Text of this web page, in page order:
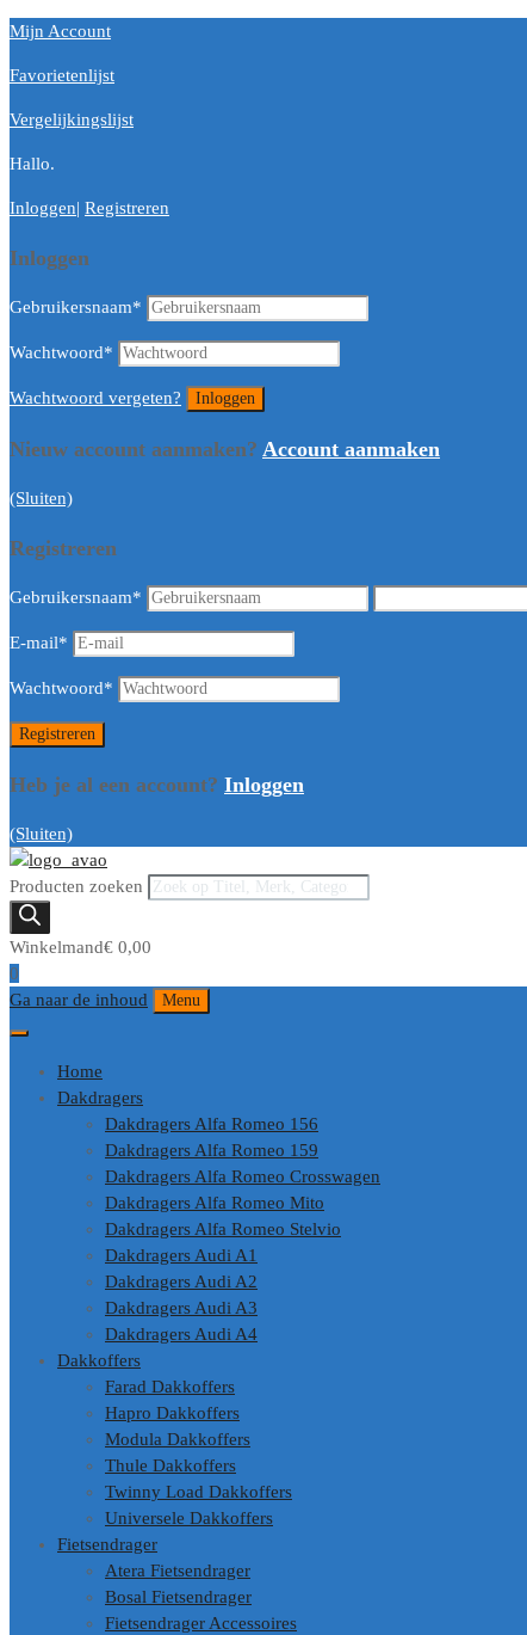
Mijn Account
Favorietenlijst
Vergelijkingslijst
Hallo.
Inloggen| Registreren
Inloggen
Gebruikersnaam*
Wachtwoord*
Wachtwoord vergeten?
Nieuw account aanmaken? Account aanmaken
(Sluiten)
Registreren
Gebruikersnaam*
E-mail*
Wachtwoord*
Heb je al een account? Inloggen
(Sluiten)
Producten zoeken
Winkelmand€ 0,00
0
Ga naar de inhoud
Menu
Home
Dakdragers
Dakdragers Alfa Romeo 156
Dakdragers Alfa Romeo 159
Dakdragers Alfa Romeo Crosswagen
Dakdragers Alfa Romeo Mito
Dakdragers Alfa Romeo Stelvio
Dakdragers Audi A1
Dakdragers Audi A2
Dakdragers Audi A3
Dakdragers Audi A4
Dakkoffers
Farad Dakkoffers
Hapro Dakkoffers
Modula Dakkoffers
Thule Dakkoffers
Twinny Load Dakkoffers
Universele Dakkoffers
Fietsendrager
Atera Fietsendrager
Bosal Fietsendrager
Fietsendrager Accessoires